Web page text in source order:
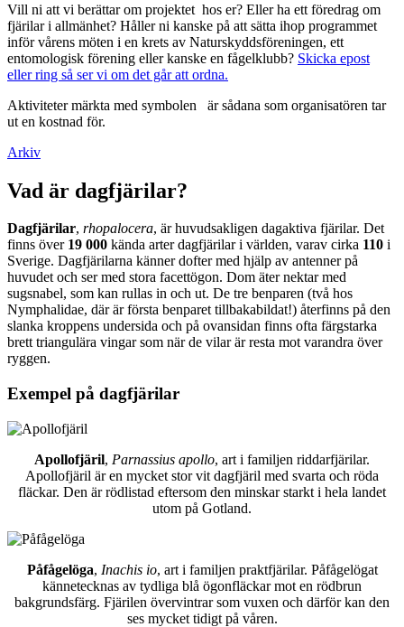
Vill ni att vi berättar om projektet hos er? Eller ha ett föredrag om
fjärilar i allmänhet? Håller ni kanske på att sätta ihop programmet
inför vårens möten i en krets av Naturskyddsföreningen, ett
entomologisk förening eller kanske en fågelklubb? Skicka epost
eller ring så ser vi om det går att ordna.
Aktiviteter märkta med symbolen
är sådana som organisatören tar
ut en kostnad för.
Arkiv
Vad är dagfjärilar?
Dagfjärilar, rhopalocera, är huvudsakligen dagaktiva fjärilar. Det
finns över 19 000 kända arter dagfjärilar i världen, varav cirka 110 i
Sverige. Dagfjärilarna känner dofter med hjälp av antenner på
huvudet och ser med stora facettögon. Dom äter nektar med
sugsnabel, som kan rullas in och ut. De tre benparen (två hos
Nymphalidae, där är första benparet tillbakabildat!) återfinns på den
slanka kroppens undersida och på ovansidan finns ofta färgstarka
brett triangulära vingar som när de vilar är resta mot varandra över
ryggen.
Exempel på dagfjärilar
Apollofjäril, Parnassius apollo, art i familjen riddarfjärilar.
Apollofjäril är en mycket stor vit dagfjäril med svarta och röda
fläckar. Den är rödlistad eftersom den minskar starkt i hela landet
utom på Gotland.
Påfågelöga, Inachis io, art i familjen praktfjärilar. Påfågelögat
kännetecknas av tydliga blå ögonfläckar mot en rödbrun
bakgrundsfärg. Fjärilen övervintrar som vuxen och därför kan den
ses mycket tidigt på våren.